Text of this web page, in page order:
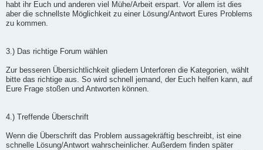
habt ihr Euch und anderen viel Mühe/Arbeit erspart. Vor allem ist dies
aber die schnellste Möglichkeit zu einer Lösung/Antwort Eures Problems
zu kommen.
3.) Das richtige Forum wählen
Zur besseren Übersichtlichkeit gliedern Unterforen die Kategorien, wählt
bitte das richtige aus. So wird schnell jemand, der Euch helfen kann, auf
Eure Frage stoßen und Antworten können.
4.) Treffende Überschrift
Wenn die Überschrift das Problem aussagekräftig beschreibt, ist eine
schnelle Lösung/Antwort wahrscheinlicher. Außerdem finden später